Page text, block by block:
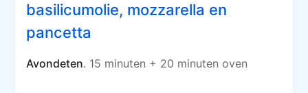
basilicumolie, mozzarella en
pancetta
Avondeten. 15 minuten + 20 minuten oven